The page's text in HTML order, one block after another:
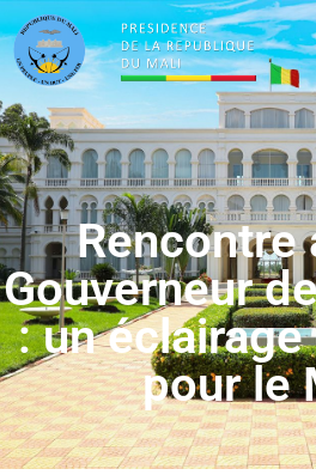
Rencontre
Gouverneur
: un
pour le